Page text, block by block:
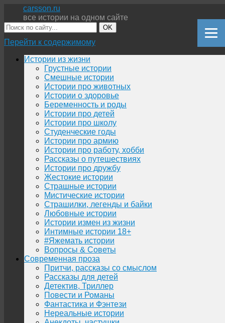
carsson.ru
все истории на одном сайте
OK
Перейти к содержимому
Истории из жизни
Грустные истории
Смешные истории
Истории про животных
Истории о здоровье
Беременность и роды
Истории про детей
Истории про школу
Студенческие годы
Истории про армию
Истории про работу, хобби
Рассказы о путешествиях
Истории про дружбу
Жестокие истории
Страшные истории
Мистические истории
Страшилки, легенды и байки
Любовные истории
Истории измен из жизни
Интимные истории 18+
#Яжемать истории
Вопросы & Советы
Современная проза
Притчи, рассказы со смыслом
Рассказы для детей
Детектив, Триллер
Повести и Романы
Фантастика и Фэнтези
Нереальные истории